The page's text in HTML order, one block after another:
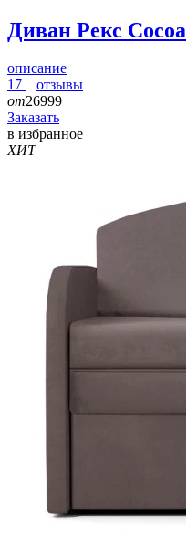
Диван Рекс Cocoa
описание
17
отзывы
от26999
Заказать
в избранное
ХИТ